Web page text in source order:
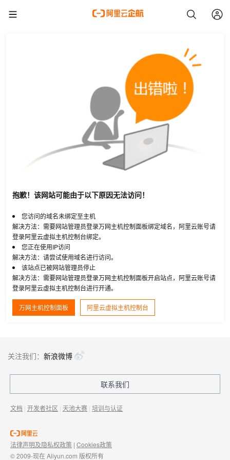
抱歉！该网站可能由于以下原因无法访问！
您访问的域名未绑定至主机
解决方法：需要网站管理员登录万网主机控制面板绑定域名，阿里云账号请
登录阿里云虚拟主机控制台绑定。
您正在使用IP访问
解决方法：请尝试使用域名进行访问。
该站点已被网站管理员停止
解决方法：需要网站管理员登录万网主机控制面板开启站点，阿里云账号请
登录阿里云虚拟主机控制台进行开通。
万网主机控制面板 阿里云虚拟主机控制台